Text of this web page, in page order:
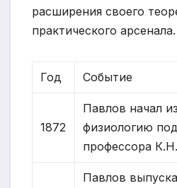
расширения своего
практического арсенала.
Год Событие
1872
Павлов начал
физиологию
профессора
Павлов